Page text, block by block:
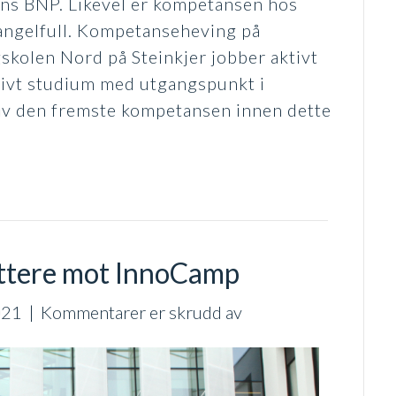
Kompetanseheving på
Nord på Steinkjer jobber aktivt
studium med utgangspunkt i
den fremste kompetansen innen dette
mot InnoCamp
| Kommentarer er skrudd avfor
knytter
seg